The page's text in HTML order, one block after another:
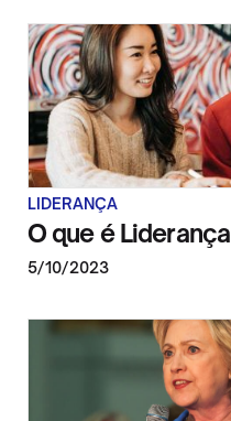
LIDERANÇA
O que é Liderança
5/10/2023